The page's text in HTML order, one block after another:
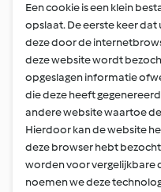
Een cookie is een klein
opslaat. De eerste keer
deze door de
deze website wordt
opgeslagen informatie
die deze heeft
andere website waartoe
Hierdoor kan de website
deze browser hebt
worden voor vergelijkbare
noemen we deze